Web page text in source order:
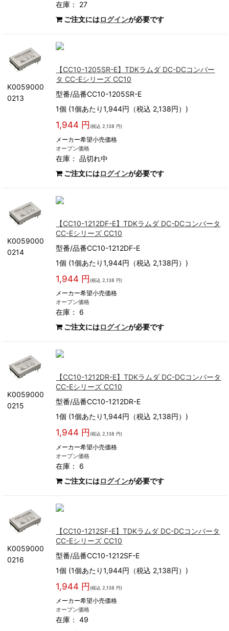
在庫： 27
ご注文にはログインが必要です
K0059000
0213
【CC10-1205SR-E】TDKラムダ DC-DCコンバー
タ CC-Eシリーズ CC10
型番/品番CC10-1205SR-E
1個 (1個あたり1,944円（税込 2,138円）)
1,944 円 (税込 2,138 円)
メーカー希望小売価格
オープン価格
在庫：品切れ中
ご注文にはログインが必要です
K0059000
0214
【CC10-1212DF-E】TDKラムダ DC-DCコンバータ
CC-Eシリーズ CC10
型番/品番CC10-1212DF-E
1個 (1個あたり1,944円（税込 2,138円）)
1,944 円 (税込 2,138 円)
メーカー希望小売価格
オープン価格
在庫： 6
ご注文にはログインが必要です
K0059000
0215
【CC10-1212DR-E】TDKラムダ DC-DCコンバータ
CC-Eシリーズ CC10
型番/品番CC10-1212DR-E
1個 (1個あたり1,944円（税込 2,138円）)
1,944 円 (税込 2,138 円)
メーカー希望小売価格
オープン価格
在庫： 6
ご注文にはログインが必要です
K0059000
0216
【CC10-1212SF-E】TDKラムダ DC-DCコンバータ
CC-Eシリーズ CC10
型番/品番CC10-1212SF-E
1個 (1個あたり1,944円（税込 2,138円）)
1,944 円 (税込 2,138 円)
メーカー希望小売価格
オープン価格
在庫： 49